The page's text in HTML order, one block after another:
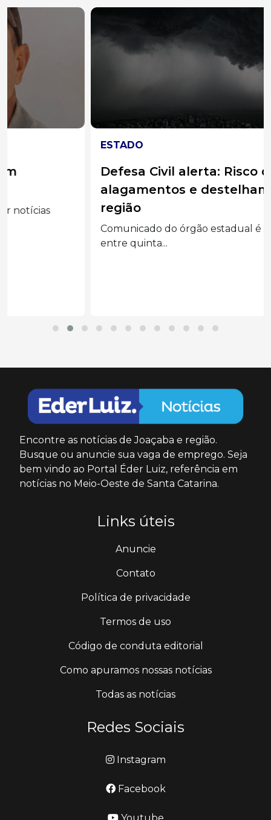
Defesa Civil alerta: Risco de granizo,
alagamentos e destelhamentos na
região
Comunicado do órgão estadual é para temporais
Encontre as notícias de Joaçaba e região.
Busque ou anuncie sua vaga de emprego. Seja
bem vindo ao Portal Éder Luiz, referência em
notícias no Meio-Oeste de Santa Catarina.
Links úteis
Anuncie
Contato
Política de privacidade
Termos de uso
Código de conduta editorial
Como apuramos nossas notícias
Todas as notícias
Redes Sociais
Instagram
Facebook